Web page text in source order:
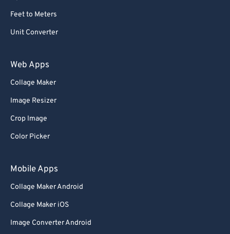
Feet to Meters
Unit Converter
Web Apps
Collage Maker
Image Resizer
Crop Image
Color Picker
Mobile Apps
Collage Maker Android
Collage Maker iOS
Image Converter Android